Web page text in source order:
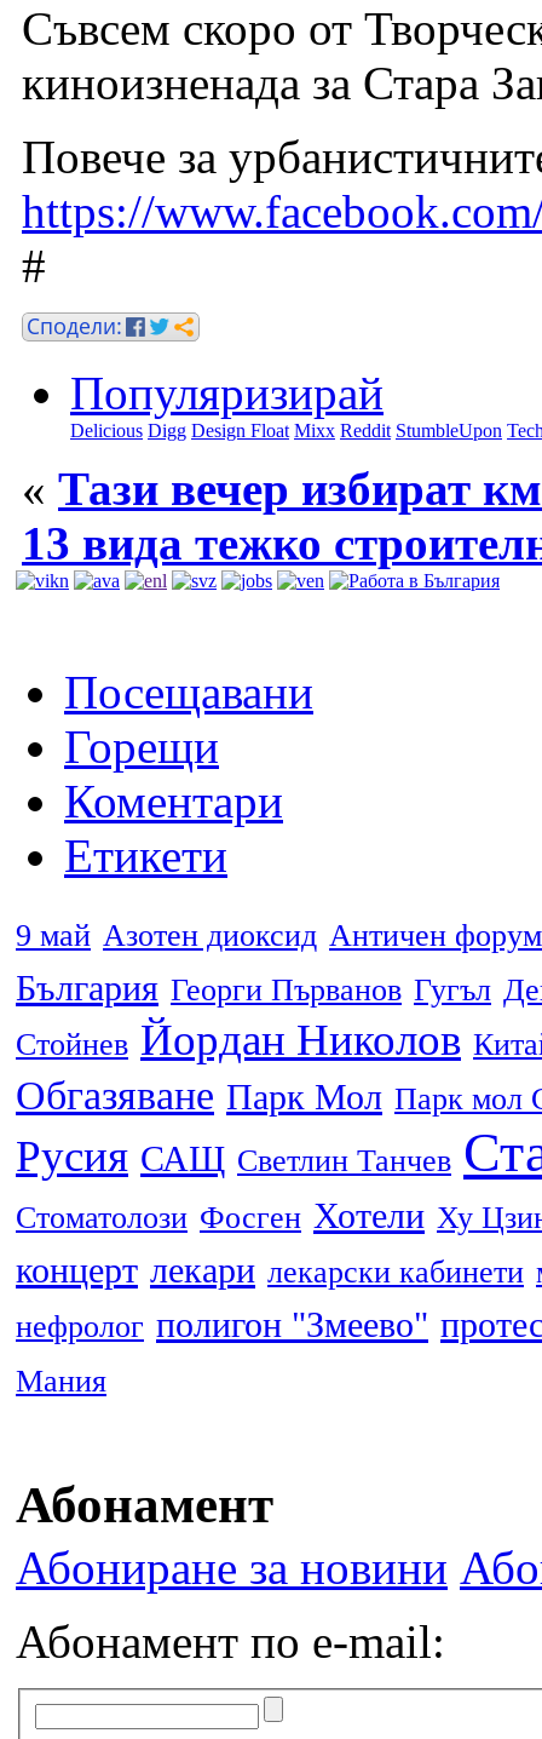
Съвсем скоро от
киноизненада за Стара
Повече за
https://
#
Популяризирай
Delicious Digg Design Float Mixx Reddit StumbleUpon
« Тази вечер избират
13 вида тежко
Посещавани
Горещи
Коментари
Етикети
9 май Азотен диоксид Античен форум
България Георги Първанов Гугъл
Стойнев Йордан Николов
Обгазяване Парк Мол Парк мол
Русия САЩ Светлин Танчев
Стоматолози Фосген Хотели Ху
концерт лекари лекарски кабинети
нефролог полигон "Змеево"
Мания
Абонамент
Абониране за новини
Абонамент по e-mail: